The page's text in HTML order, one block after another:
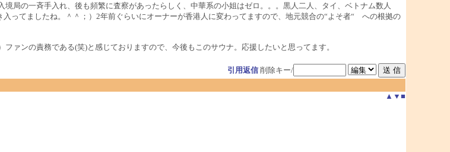
局の一斉手入れ、後も頻繁に査察があったらしく、中華系の小姐はゼロ。。。黒人二人、タイ、ベトナム数人
ってましたね。＾＾；）2年前ぐらいにオーナーが香港人に変わってますので、地元競合の“よそ者“ への根拠の
ァンの責務である(笑)と感じておりますので、今後もこのサウナ。応援したいと思ってます。
引用返信 削除キー/
▲ ▼ ■